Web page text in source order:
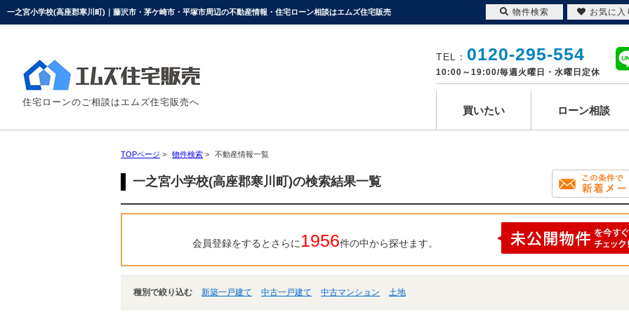
一之宮小学校(高座郡寒川町)｜藤沢市・茅ケ崎市・平塚市周辺の不動産情報・住宅ローン相談はエムズ住宅販売
住宅ローンのご相談はエムズ住宅販売へ
TEL： 0120-295-554
10:00～19:00/毎週火曜日・水曜日定休
買いたい ローン相談
TOPページ > 物件検索 > 不動産情報一覧
一之宮小学校(高座郡寒川町)の検索結果一覧
会員登録をするとさらに 1956件の中から探せます。
種別で絞り込む 新築一戸建て 中古一戸建て 中古マンション 土地
物件検索 お気に入